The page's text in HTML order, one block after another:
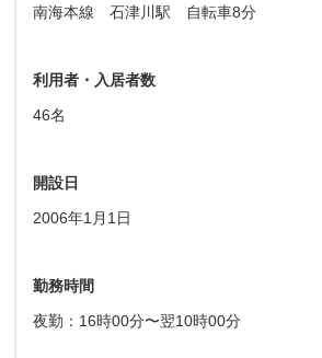
南海本線 石津川駅 自転車8分
利用者・入居者数
46名
開設日
2006年1月1日
勤務時間
夜勤：16時00分〜翌10時00分